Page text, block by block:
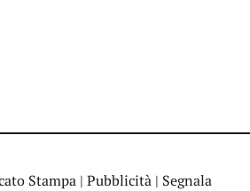
Stampa | Pubblicità | Segnala